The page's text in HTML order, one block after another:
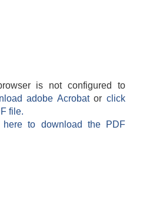
is not configured to
adobe Acrobatorclick
file.
here to download the PDF